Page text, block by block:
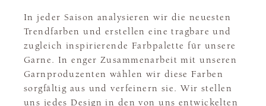
In jeder Saison analysieren wir die neuesten
Trendfarben und erstellen eine tragbare und
zugleich inspirierende Farbpalette für unsere
Garne. In enger Zusammenarbeit mit unseren
Garnproduzenten wählen wir diese Farben
sorgfältig aus und verfeinern sie. Wir stellen
uns jedes Design in den von uns entwickelten